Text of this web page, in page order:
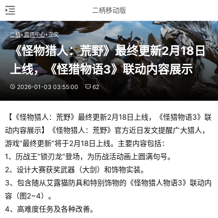
二柄移动版
二柄 资讯中心 正文
《怪物猎人：荒野》最终更新2月18日
上线，《怪猎物语3》联动内容展示
2026-01-03 03:55:00 62
【《怪物猎人：荒野》最终更新2月18日上线，《怪猎物语3》联
动内容展示】《怪物猎人：荒野》官方近日发文提醒广大猎人，
游戏“最终更新”将于2月18日上线。主要内容包括：
1、历战王“锁刃龙”登场，为历战活动画上圆满句号。
2、设计大赛获奖武器（大剑）和饰物实装。
3、包含随从艾露猫防具和特别饰物的《怪物猎人物语3》联动内
容（图2~4）。
4、高难度任务及各种改善。